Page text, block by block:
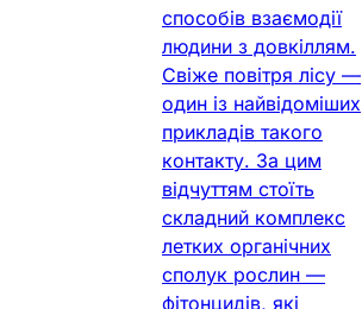
способів взаємодії
людини з довкіллям.
Свіже повітря лісу —
один із найвідоміших
прикладів такого
контакту. За цим
відчуттям стоїть
складний комплекс
летких органічних
сполук рослин —
фітонцидів, які